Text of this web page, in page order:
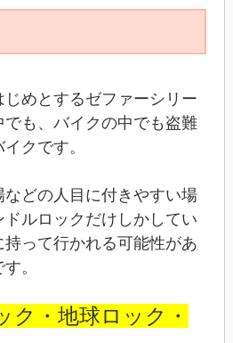
めとするゼファーシリー
でも、バイクの中でも盗難
クです。
どの人目に付きやすい場
ルロックだけしかしてい
って行かれる可能性があ
。
ク・地球ロック・